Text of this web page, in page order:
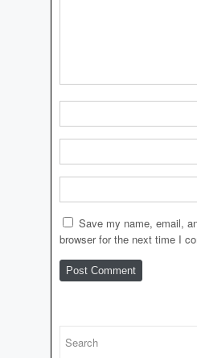
Save my name, email,
browser for the next time I